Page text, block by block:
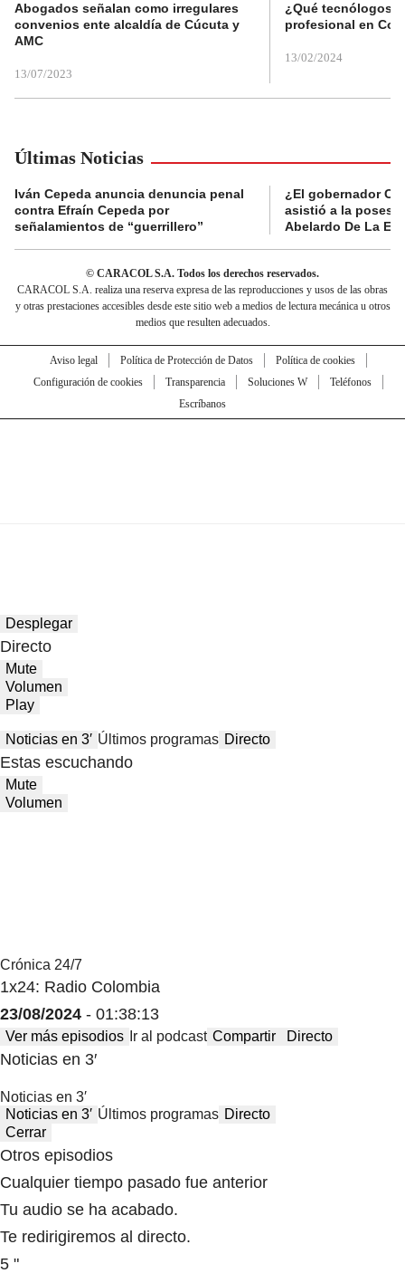
Abogados señalan como irregulares
convenios ente alcaldía de Cúcuta y
AMC
13/07/2023
¿Qué tecnólogos
profesional en
13/02/2024
Últimas Noticias
Iván Cepeda anuncia denuncia penal
contra Efraín Cepeda por
señalamientos de “guerrillero”
¿El gobernador
asistió a la
Abelardo De La
© CARACOL S.A. Todos los derechos reservados.
CARACOL S.A. realiza una reserva expresa de las reproducciones y usos de las obras
y otras prestaciones accesibles desde este sitio web a medios de lectura mecánica u otros
medios que resulten adecuados.
Aviso legal Política de Protección de Datos
Política de cookies
Configuración de cookies
Transparencia Soluciones W
Teléfonos
Escríbanos
Desplegar
Directo
Mute
Volumen
Play
Noticias en 3′ Últimos programas
Estas escuchando
Mute
Crónica 24/7
1x24: Radio Colombia
23/08/2024- 01:38:13
Ver más episodios
Noticias en 3′
Noticias en 3′
Noticias en 3′
Cerrar
Otros episodios
Cualquier tiempo pasado fue anterior
Tu audio se ha acabado.
Te redirigiremos al directo.